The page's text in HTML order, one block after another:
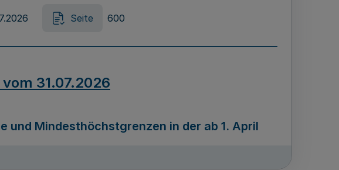
Seite 600
31.07.2026
und Mindesthöchstgrenzen in der ab 1. April